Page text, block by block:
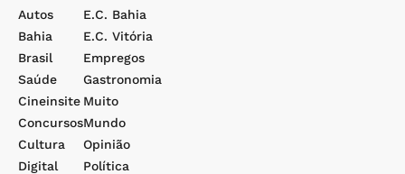
Autos
Bahia
Brasil
Saúde
Cineinsite
Concursos
Cultura
Digital
E.c. Bahia
E.c. Vitória
Empregos
Gastronomia
Muito
Mundo
Opinião
Política